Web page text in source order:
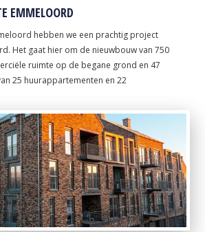
EMMELOORD
hebben we een prachtig project
Het gaat hier om de nieuwbouw van 750
ruimte op de begane grond en 47
25 huurappartementen en 22